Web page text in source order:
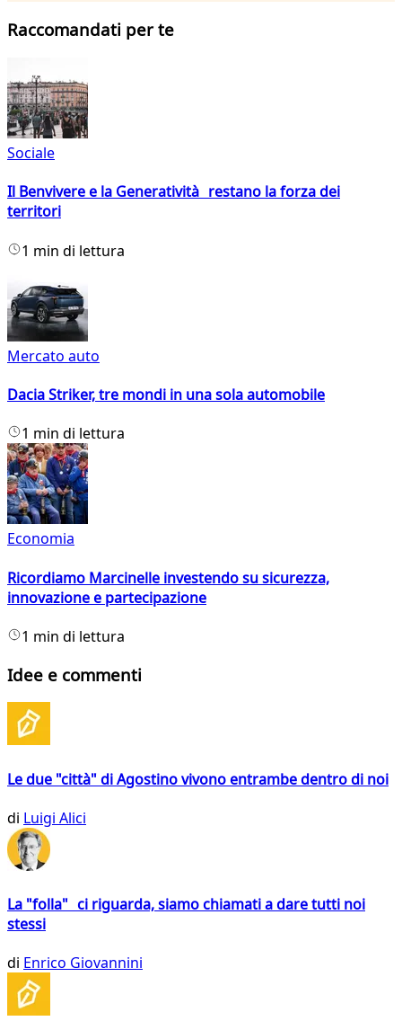
Raccomandati per te
Sociale
Il Benvivere e la Generatività restano la forza dei
territori
1 min di lettura
Mercato auto
Dacia Striker, tre mondi in una sola automobile
1 min di lettura
Economia
Ricordiamo Marcinelle investendo su sicurezza,
innovazione e partecipazione
1 min di lettura
Idee e commenti
Le due "città" di Agostino vivono entrambe dentro di noi
di Luigi Alici
La "folla" ci riguarda, siamo chiamati a dare tutti noi
stessi
di Enrico Giovannini